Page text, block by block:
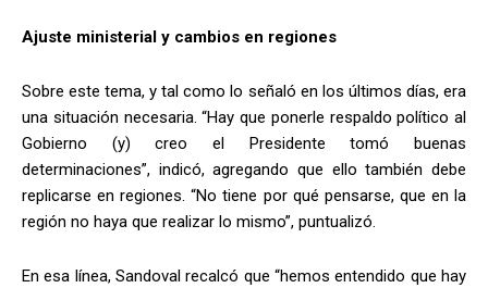
Ajuste ministerial y cambios en regiones
Sobre este tema, y tal como lo señaló en los últimos días, era
una situación necesaria. “Hay que ponerle respaldo político al
Gobierno (y) creo el Presidente tomó buenas
determinaciones”, indicó, agregando que ello también debe
replicarse en regiones. “No tiene por qué pensarse, que en la
región no haya que realizar lo mismo”, puntualizó.
En esa línea, Sandoval recalcó que “hemos entendido que hay